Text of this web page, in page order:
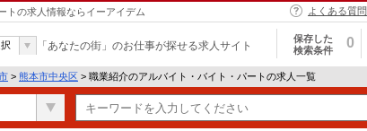
トの求人情報ならイーアイデム よくある質問
「あなたの街」のお仕事が探せる求人サイト
保存した
検索条件
0
> 熊本市中央区 > 職業紹介のアルバイト・バイト・パートの求人一覧